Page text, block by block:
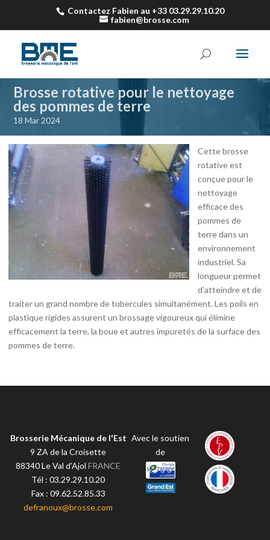
Contactez Fabien au +33 03.29.29.10.20
fabien@brosse.com
Brosse rotative pour le nettoyage
des pommes de terre
18 Mar 2024
Cette brosse
rotative est
conçue pour le
nettoyage
efficace des
pommes de
terre dans un
environnement
industriel. Sa
longueur permet
d’atteindre et de
traiter un grand nombre de tubercules simultanément. Les poils en
plastique rigides assurent un brossage vigoureux qui élimine
efficacement la terre, la boue et autres impuretés de la surface des
pommes de terre.
Brosserie Mécanique de l'Est
9 ZA de la Croisette
88340Le Val d'Ajol FRANCE
Tél :03.29.29.10.20
Fax : 09.62.52.85.33
defranoux@brosse.com
Avec le soutien
de